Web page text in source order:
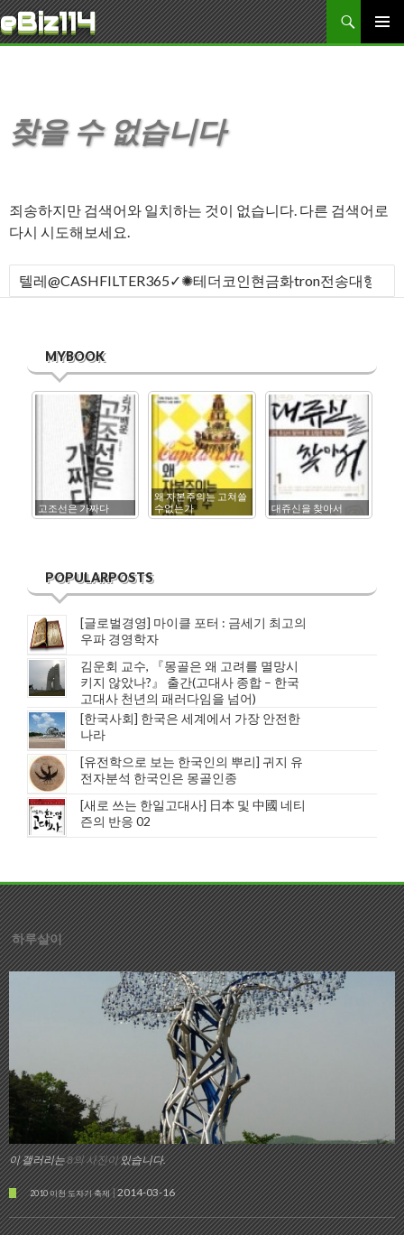
eBiz114
검색
주 메뉴
콘텐츠로 바로가기
찾을 수 없습니다
죄송하지만 검색어와 일치하는 것이 없습니다. 다른 검색어로
다시 시도해보세요.
다음 검색:
MYBOOK
고조선은 가짜다
왜 자본주의는 고쳐쓸
수없는가
대쥬신을 찾아서
POPULARPOSTS
[글로벌경영] 마이클 포터 : 금세기 최고의
우파 경영학자
김운회 교수, 『몽골은 왜 고려를 멸망시
키지 않았나?』 출간(고대사 종합 – 한국
고대사 천년의 패러다임을 넘어)
[한국사회] 한국은 세계에서 가장 안전한
나라
[유전학으로 보는 한국인의 뿌리] 귀지 유
전자분석 한국인은 몽골인종
[새로 쓰는 한일고대사] 日本 및 中國 네티
즌의 반응 02
하루살이
이 갤러리는8의 사진이있습니다.
2010 이천 도자기 축제 2014-03-16